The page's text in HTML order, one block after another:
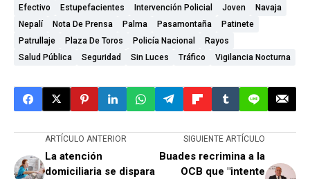
Efectivo
Estupefacientes Intervención Policial Joven
Navaja
Nepalí
Nota De Prensa Palma Pasamontaña
Patinete
Patrullaje
Plaza De Toros Policía Nacional
Rayos
Salud Pública
Seguridad Sin Luces Tráfico Vigilancia Nocturna
ARTÍCULO ANTERIOR
La atención
domiciliaria se dispara
SIGUIENTE ARTÍCULO
Buades recrimina a la
OCB que "intente